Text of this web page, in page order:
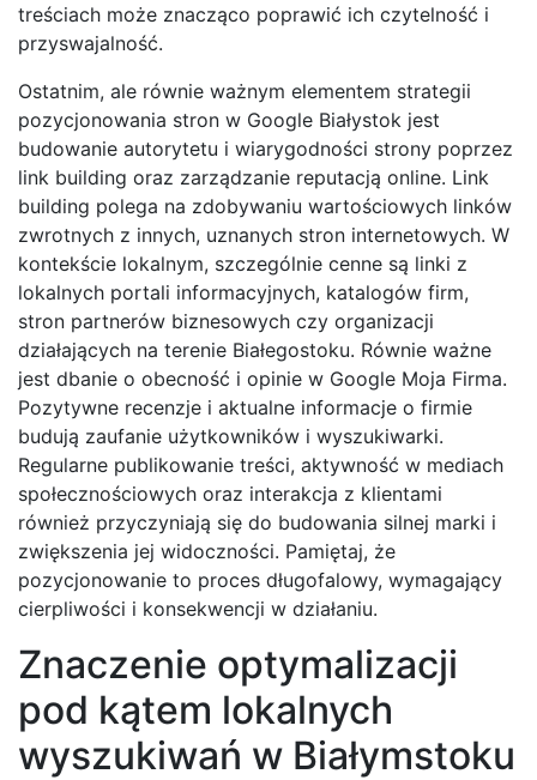
treściach może znacząco poprawić ich czytelność i
przyswajalność.
Ostatnim, ale równie ważnym elementem strategii
pozycjonowania stron w Google Białystok jest
budowanie autorytetu i wiarygodności strony poprzez
link building oraz zarządzanie reputacją online. Link
building polega na zdobywaniu wartościowych linków
zwrotnych z innych, uznanych stron internetowych. W
kontekście lokalnym, szczególnie cenne są linki z
lokalnych portali informacyjnych, katalogów firm,
stron partnerów biznesowych czy organizacji
działających na terenie Białegostoku. Równie ważne
jest dbanie o obecność i opinie w Google Moja Firma.
Pozytywne recenzje i aktualne informacje o firmie
budują zaufanie użytkowników i wyszukiwarki.
Regularne publikowanie treści, aktywność w mediach
społecznościowych oraz interakcja z klientami
również przyczyniają się do budowania silnej marki i
zwiększenia jej widoczności. Pamiętaj, że
pozycjonowanie to proces długofalowy, wymagający
cierpliwości i konsekwencji w działaniu.
Znaczenie optymalizacji
pod kątem lokalnych
wyszukiwań w Białymstoku